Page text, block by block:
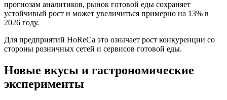
прогнозам аналитиков, рынок готовой еды сохраняет
устойчивый рост и может увеличиться примерно на 13% в
2026 году.
Для предприятий HoReCa это означает рост конкуренции со
стороны розничных сетей и сервисов готовой еды.
Новые вкусы и гастрономические
эксперименты